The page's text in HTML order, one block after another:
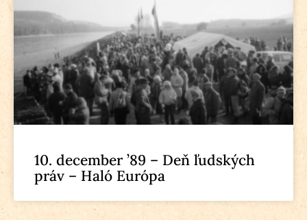
10. december ’89 – Deň ľudských
práv – Haló Európa